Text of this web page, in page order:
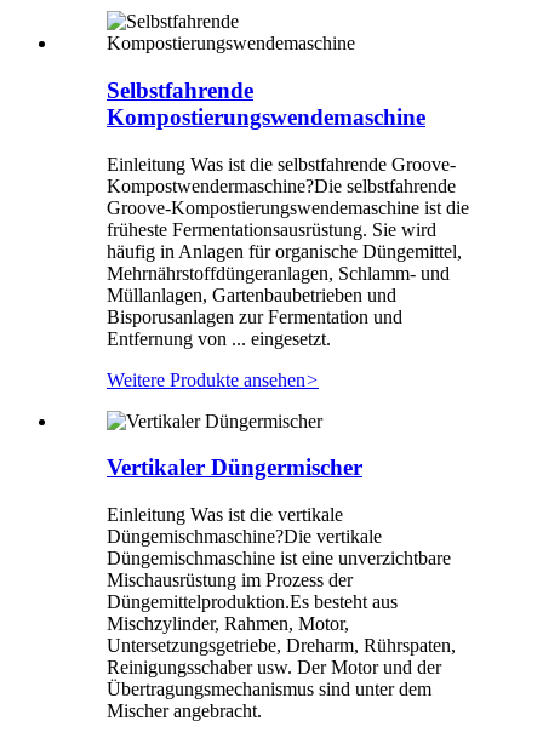
Selbstfahrende
Kompostierungswendemaschine
Einleitung Was ist die selbstfahrende Groove-
Kompostwendermaschine?Die selbstfahrende
Groove-Kompostierungswendemaschine ist die
früheste Fermentationsausrüstung. Sie wird
häufig in Anlagen für organische Düngemittel,
Mehrnährstoffdüngeranlagen, Schlamm- und
Müllanlagen, Gartenbaubetrieben und
Bisporusanlagen zur Fermentation und
Entfernung von ... eingesetzt.
Weitere Produkte ansehen>
Vertikaler Düngermischer
Einleitung Was ist die vertikale
Düngemischmaschine?Die vertikale
Düngemischmaschine ist eine unverzichtbare
Mischausrüstung im Prozess der
Düngemittelproduktion.Es besteht aus
Mischzylinder, Rahmen, Motor,
Untersetzungsgetriebe, Dreharm, Rührspaten,
Reinigungsschaber usw. Der Motor und der
Übertragungsmechanismus sind unter dem
Mischer angebracht.